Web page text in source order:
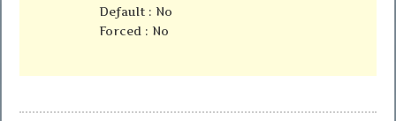
Default : No
Forced : No